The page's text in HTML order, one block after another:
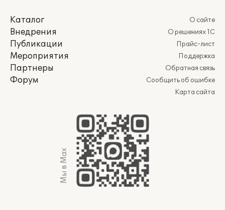
Каталог
Внедрения
Публикации
Мероприятия
Партнеры
Форум
О сайте
О решениях 1С
Прайс-лист
Поддержка
Обратная связь
Сообщить об ошибке
Карта сайта
Мы в Max